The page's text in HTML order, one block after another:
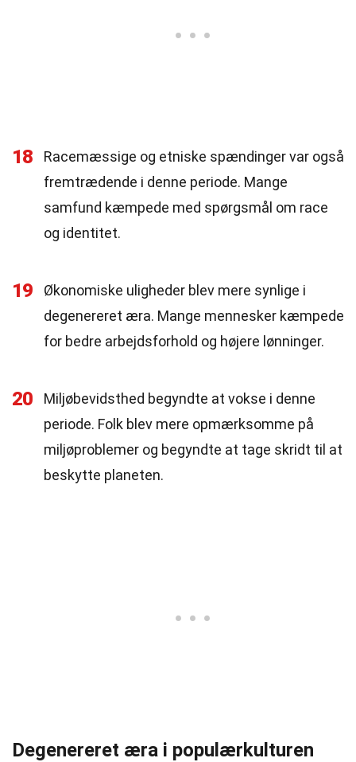
18
Racemæssige og etniske spændinger var også
fremtrædende i denne periode. Mange
samfund kæmpede med spørgsmål om race
og identitet.
19
Økonomiske uligheder blev mere synlige i
degenereret æra. Mange mennesker kæmpede
for bedre arbejdsforhold og højere lønninger.
20
Miljøbevidsthed begyndte at vokse i denne
periode. Folk blev mere opmærksomme på
miljøproblemer og begyndte at tage skridt til at
beskytte planeten.
Degenereret æra i populærkulturen